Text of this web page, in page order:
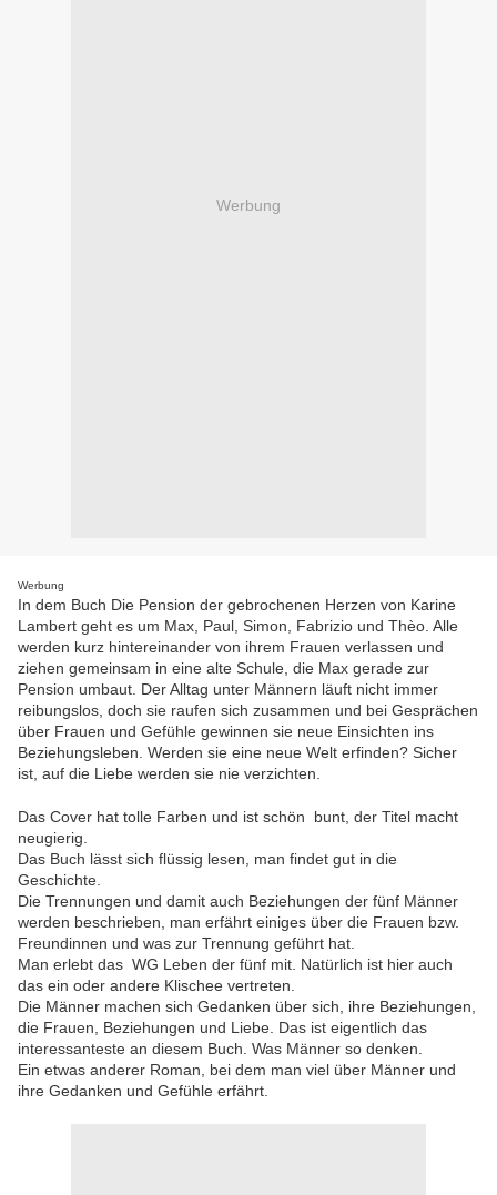
Werbung
Werbung
In dem Buch Die Pension der gebrochenen Herzen von Karine
Lambert geht es um Max, Paul, Simon, Fabrizio und Thèo. Alle
werden kurz hintereinander von ihrem Frauen verlassen und
ziehen gemeinsam in eine alte Schule, die Max gerade zur
Pension umbaut. Der Alltag unter Männern läuft nicht immer
reibungslos, doch sie raufen sich zusammen und bei Gesprächen
über Frauen und Gefühle gewinnen sie neue Einsichten ins
Beziehungsleben. Werden sie eine neue Welt erfinden? Sicher
ist, auf die Liebe werden sie nie verzichten.
Das Cover hat tolle Farben und ist schön bunt, der Titel macht
neugierig.
Das Buch lässt sich flüssig lesen, man findet gut in die
Geschichte.
Die Trennungen und damit auch Beziehungen der fünf Männer
werden beschrieben, man erfährt einiges über die Frauen bzw.
Freundinnen und was zur Trennung geführt hat.
Man erlebt das WG Leben der fünf mit. Natürlich ist hier auch
das ein oder andere Klischee vertreten.
Die Männer machen sich Gedanken über sich, ihre Beziehungen,
die Frauen, Beziehungen und Liebe. Das ist eigentlich das
interessanteste an diesem Buch. Was Männer so denken.
Ein etwas anderer Roman, bei dem man viel über Männer und
ihre Gedanken und Gefühle erfährt.